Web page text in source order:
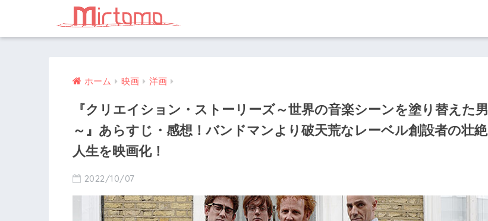
ホーム 映画 洋画
『クリエイション・ストーリーズ～世界の音楽シーンを塗り替えた男
～』あらすじ・感想！バンドマンより破天荒なレーベル創設者の壮絶
人生を映画化！
2022/10/07